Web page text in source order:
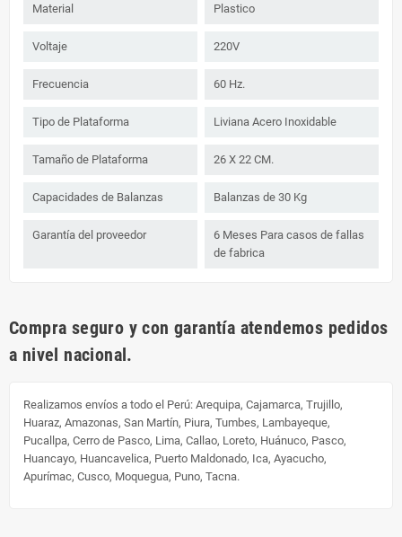
Material Plastico
Voltaje 220V
Frecuencia 60 Hz.
Tipo de Plataforma Liviana Acero Inoxidable
Tamaño de Plataforma 26 X 22 CM.
Capacidades de Balanzas Balanzas de 30 Kg
Garantía del proveedor
6 Meses Para casos de fallas
de fabrica
Compra seguro y con garantía atendemos pedidos
a nivel nacional.
Realizamos envíos a todo el Perú: Arequipa, Cajamarca, Trujillo,
Huaraz, Amazonas, San Martín, Piura, Tumbes, Lambayeque,
Pucallpa, Cerro de Pasco, Lima, Callao, Loreto, Huánuco, Pasco,
Huancayo, Huancavelica, Puerto Maldonado, Ica, Ayacucho,
Apurímac, Cusco, Moquegua, Puno, Tacna.